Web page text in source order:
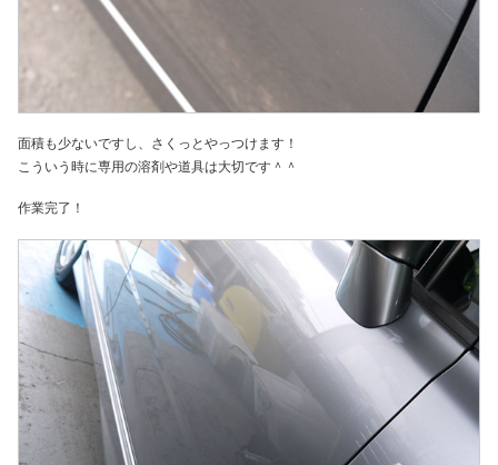
面積も少ないですし、さくっとやっつけます！
こういう時に専用の溶剤や道具は大切です＾＾
作業完了！